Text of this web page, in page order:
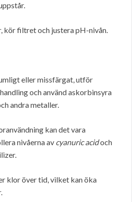
kör filtret och justera pH-nivån.
eller missfärgat, utför
och använd askorbinsyra
andra metaller.
kan det vara
nivåerna av cyanuric acidoch
klor över tid, vilket kan öka